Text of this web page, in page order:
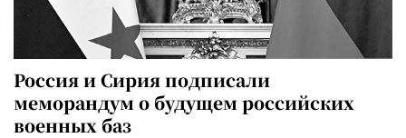
Россия и Сирия подписали
меморандум о будущем российских
военных баз